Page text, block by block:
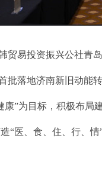
贸易投资振兴公社青
批落地济南新旧动能
”为目标，积极布局
“医、食、住、行、